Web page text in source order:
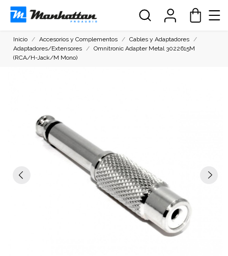
Inicio Accesorios y Complementos
Cables y Adaptadores
Adaptadores/Extensores
Omnitronic Adapter Metal 3022615M
(RCA/H-Jack/M Mono)